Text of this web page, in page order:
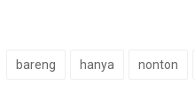
bareng hanya nonton